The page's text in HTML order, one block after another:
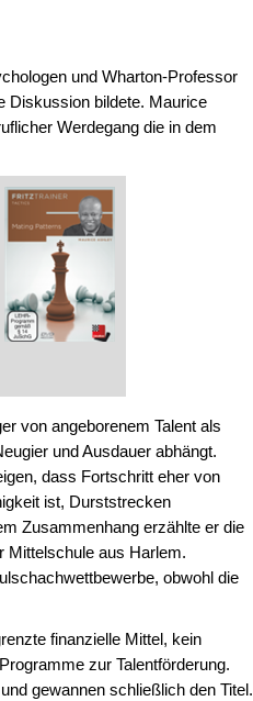
und Wharton-Professor
Diskussion bildete. Maurice
Werdegang die in dem
von angeborenem Talent als
und Ausdauer abhängt.
dass Fortschritt eher von
ist, Durststrecken
Zusammenhang erzählte er die
Mittelschule aus Harlem.
obwohl die
finanzielle Mittel, kein
zur Talentförderung.
gewannen schließlich den Titel.